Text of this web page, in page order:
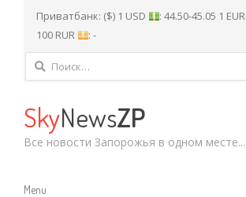
Приватбанк: ($) 1 USD : 44.50-45.05 1 EUR
100 RUR
: -
Найти:
SkyNewsZP
Все новости Запорожья в одном месте...
Menu
Menu